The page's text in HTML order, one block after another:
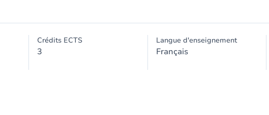
Crédits ECTS
3
Langue d'enseignement
Français